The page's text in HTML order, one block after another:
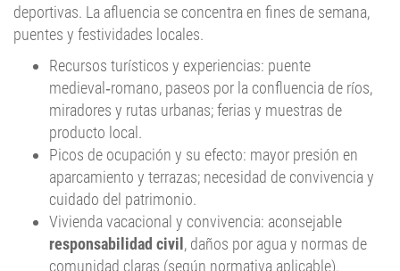
deportivas. La afluencia se concentra en fines de semana,
puentes y festividades locales.
Recursos turísticos y experiencias: puente
medieval‑romano, paseos por la confluencia de ríos,
miradores y rutas urbanas; ferias y muestras de
producto local.
Picos de ocupación y su efecto: mayor presión en
aparcamiento y terrazas; necesidad de convivencia y
cuidado del patrimonio.
Vivienda vacacional y convivencia: aconsejable
responsabilidad civil , daños por agua y normas de
comunidad claras (según normativa aplicable).